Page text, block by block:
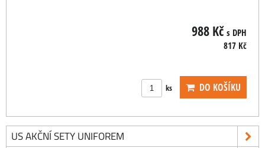
988 Kč s DPH
817 Kč
ks DO KOŠÍKU
US AKČNÍ SETY UNIFOREM